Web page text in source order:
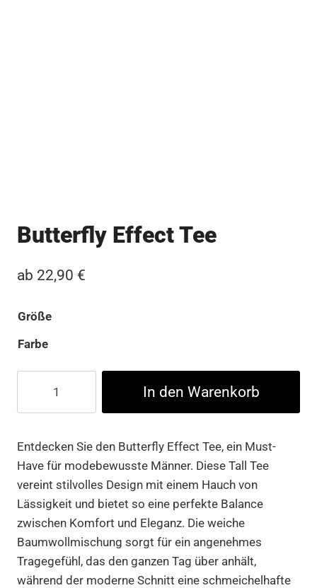
Butterfly Effect Tee
ab 22,90 €
Größe
Farbe
Tee
In den Warenkorb
Entdecken Sie den Butterfly Effect Tee, ein Must-
Have für modebewusste Männer. Diese Tall Tee
vereint stilvolles Design mit einem Hauch von
Lässigkeit und bietet so eine perfekte Balance
zwischen Komfort und Eleganz. Die weiche
Baumwollmischung sorgt für ein angenehmes
Tragegefühl, das den ganzen Tag über anhält,
während der moderne Schnitt eine schmeichelhafte